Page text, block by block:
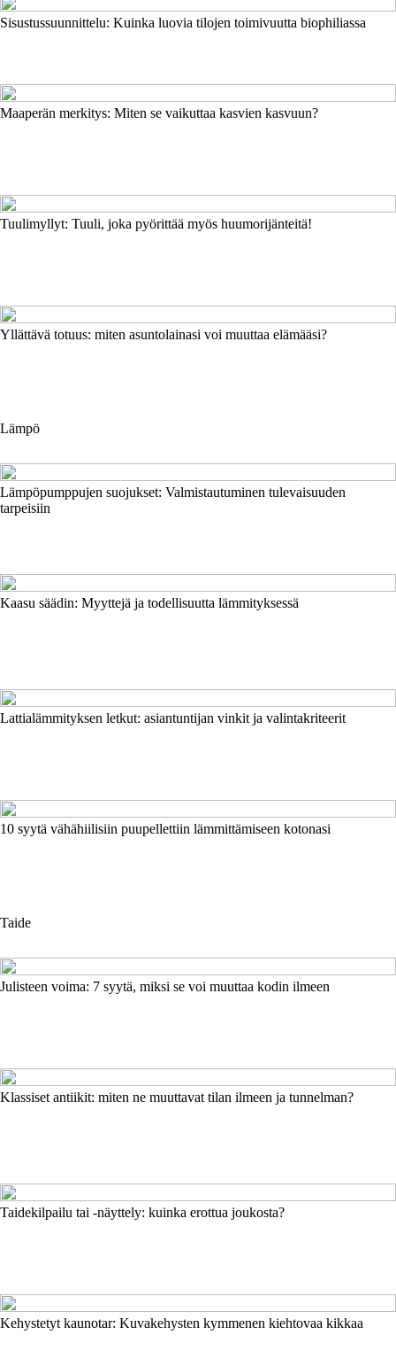
Sisustussuunnittelu: Kuinka luovia tilojen toimivuutta biophiliassa
Maaperän merkitys: Miten se vaikuttaa kasvien kasvuun?
Tuulimyllyt: Tuuli, joka pyörittää myös huumorijänteitä!
Yllättävä totuus: miten asuntolainasi voi muuttaa elämääsi?
Lämpö
Lämpöpumppujen suojukset: Valmistautuminen tulevaisuuden
tarpeisiin
Kaasu säädin: Myyttejä ja todellisuutta lämmityksessä
Lattialämmityksen letkut: asiantuntijan vinkit ja valintakriteerit
10 syytä vähähiilisiin puupellettiin lämmittämiseen kotonasi
Taide
Julisteen voima: 7 syytä, miksi se voi muuttaa kodin ilmeen
Klassiset antiikit: miten ne muuttavat tilan ilmeen ja tunnelman?
Taidekilpailu tai -näyttely: kuinka erottua joukosta?
Kehystetyt kaunotar: Kuvakehysten kymmenen kiehtovaa kikkaa